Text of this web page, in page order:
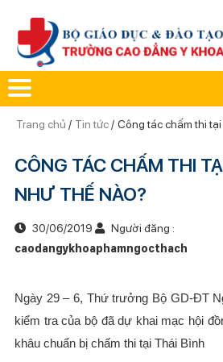
Trang chủ / Tin tức/ Công tác chấm thi
CÔNG TÁC CHẤM THI
NHƯ THẾ NÀO?
30/06/2019
Người đăng :
caodangykhoaphamngocthach
Ngày 29 – 6, Thứ trưởng Bộ GD-ĐT
kiểm tra của bộ đã dự khai mạc hội
khâu chuẩn bị chấm thi tại Thái Bình